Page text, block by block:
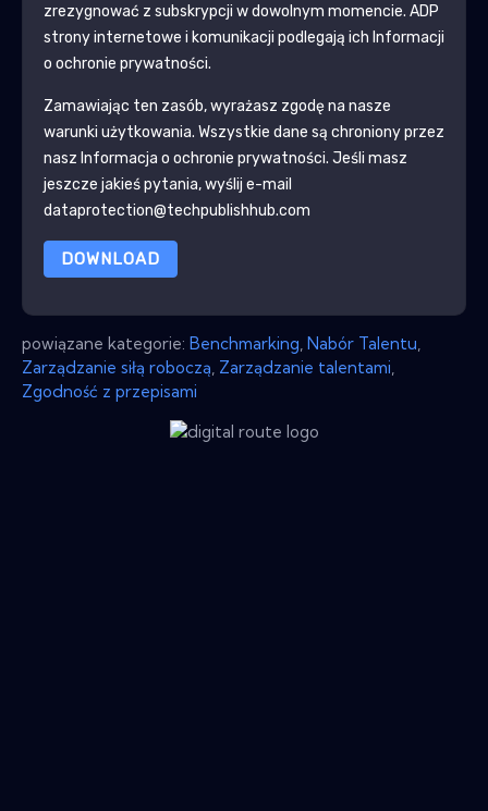
zrezygnować z subskrypcji w dowolnym momencie. ADP
strony internetowe i komunikacji podlegają ich Informacji
o ochronie prywatności.
Zamawiając ten zasób, wyrażasz zgodę na nasze
warunki użytkowania. Wszystkie dane są chroniony przez
nasz Informacja o ochronie prywatności. Jeśli masz
jeszcze jakieś pytania, wyślij e-mail
dataprotection@techpublishhub.com
DOWNLOAD
powiązane kategorie: Benchmarking Nabór Talentu
Zarządzanie siłą roboczą Zarządzanie talentami
Zgodność z przepisami